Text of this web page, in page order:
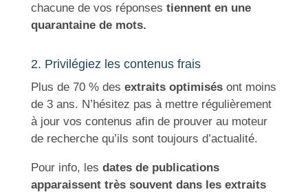
chacune de vos réponses tiennent en une
quarantaine de mots.
2. Privilégiez les contenus frais
Plus de 70 % des extraits optimisés ont moins
de 3 ans. N’hésitez pas à mettre régulièrement
à jour vos contenus afin de prouver au moteur
de recherche qu’ils sont toujours d’actualité.
Pour info, les dates de publications
apparaissent très souvent dans les extraits